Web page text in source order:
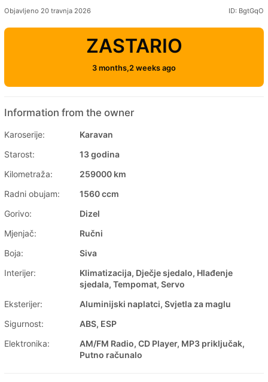
Objavljeno 20 travnja 2026 ID: BgtGqO
ZASTARIO
3 months,2 weeks ago
Information from the owner
Karoserije:
Karavan
Starost:
13 godina
Kilometraža:
259000 km
Radni obujam:
1560 ccm
Gorivo:
Dizel
Mjenjač:
Ručni
Boja:
Siva
Interijer:
Klimatizacija, Dječje sjedalo, Hlađenje
sjedala, Tempomat, Servo
Eksterijer:
Aluminijski naplatci, Svjetla za maglu
Sigurnost:
ABS, ESP
Elektronika:
AM/FM Radio, CD Player, MP3 priključak,
Putno računalo